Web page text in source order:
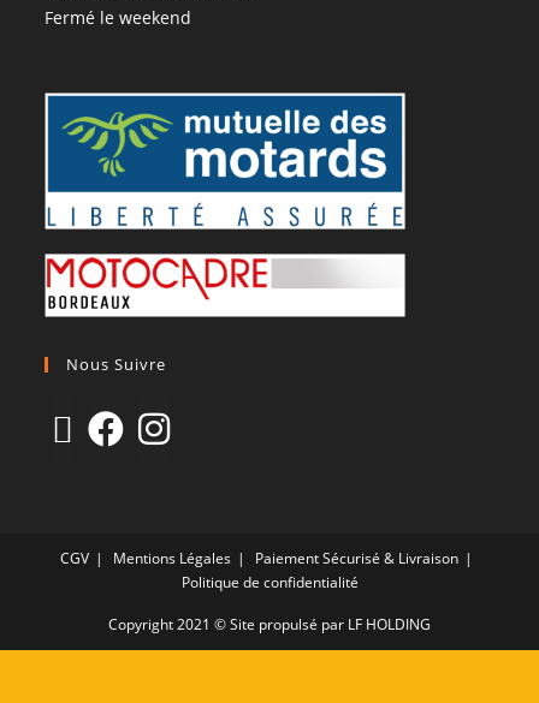
Fermé le weekend
Nous Suivre
CGV Mentions Légales
Paiement Sécurisé & Livraison
Politique de confidentialité
Copyright 2021 © Site propulsé par LF HOLDING